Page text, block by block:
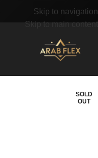
Skip to navigation
Skip to main content
SOLD
OUT